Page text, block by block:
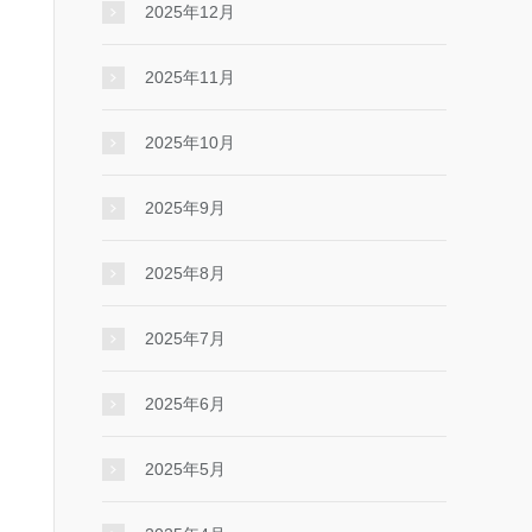
2025年12月
2025年11月
2025年10月
2025年9月
2025年8月
2025年7月
2025年6月
2025年5月